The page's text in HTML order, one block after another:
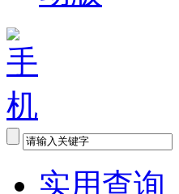
实用查询